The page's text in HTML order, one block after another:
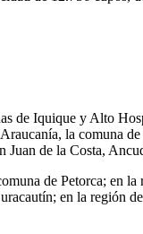
de Iquique y Alto
la comuna
de la Costa,
de Petorca; en
en la región